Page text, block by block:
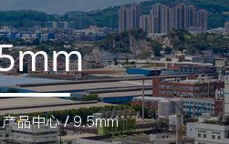
产品中心/9.5mm